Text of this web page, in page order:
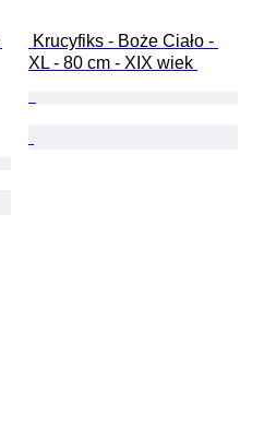
XL - 80 cm - XIX wiek